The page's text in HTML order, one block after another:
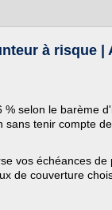
à risque |
selon le barème
tenir compte
vos échéances
de couverture